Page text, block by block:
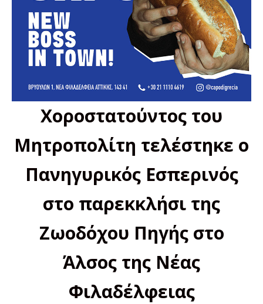
Χοροστατούντος του
Μητροπολίτη τελέστηκε ο
Πανηγυρικός Εσπερινός
στο παρεκκλήσι της
Ζωοδόχου Πηγής στο
Άλσος της Νέας
Φιλαδέλφειας